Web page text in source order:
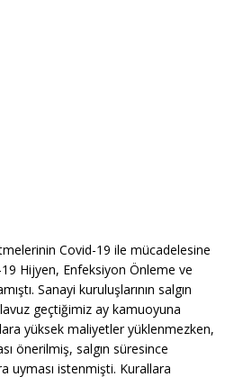
Covid-19 ile mücadelesine
Hijyen, Enfeksiyon Önleme ve
Sanayi kuruluşlarının salgın
geçtiğimiz ay kamuoyuna
yüksek maliyetler yüklenmezken,
önerilmiş, salgın süresince
uyması istenmişti. Kurallara